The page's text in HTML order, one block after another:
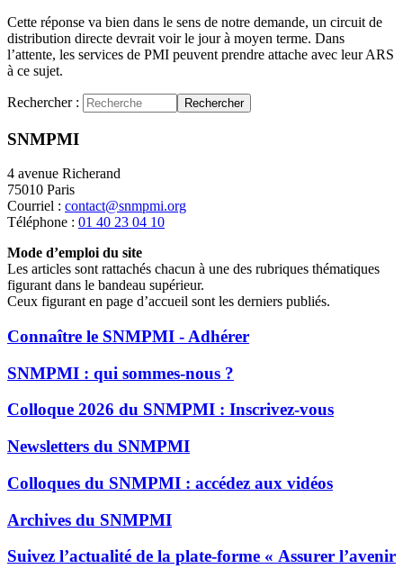
Cette réponse va bien dans le sens de notre demande, un circuit de
distribution directe devrait voir le jour à moyen terme. Dans
l’attente, les services de PMI peuvent prendre attache avec leur ARS
à ce sujet.
Rechercher : Rechercher
SNMPMI
4 avenue Richerand
75010 Paris
Courriel : contact@snmpmi.org
Téléphone : 01 40 23 04 10
Mode d’emploi du site
Les articles sont rattachés chacun à une des rubriques thématiques
figurant dans le bandeau supérieur.
Ceux figurant en page d’accueil sont les derniers publiés.
Connaître le SNMPMI - Adhérer
SNMPMI : qui sommes-nous ?
Colloque 2026 du SNMPMI : Inscrivez-vous
Newsletters du SNMPMI
Colloques du SNMPMI : accédez aux vidéos
Archives du SNMPMI
Suivez l’actualité de la plate-forme « Assurer l’avenir